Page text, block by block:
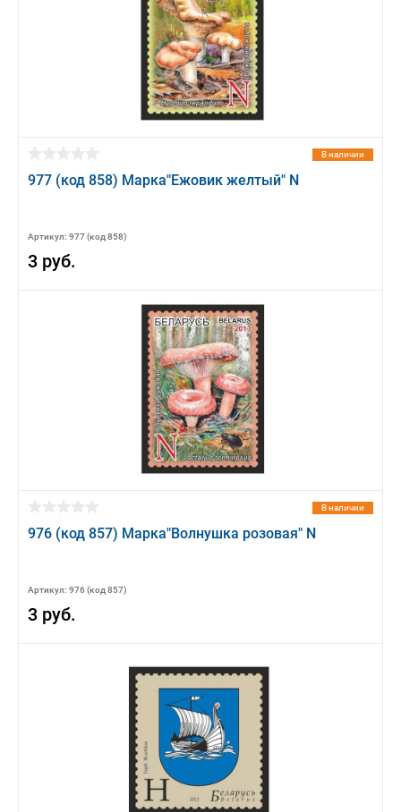
В наличии
977 (код 858) Марка"Ежовик желтый" N
Артикул: 977 (код 858)
3 руб.
В наличии
976 (код 857) Марка"Волнушка розовая" N
Артикул: 976 (код 857)
3 руб.